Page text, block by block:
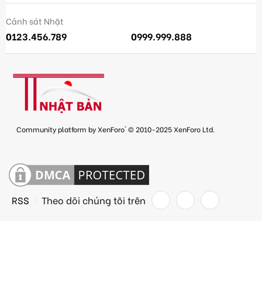
Cảnh sát Nhật
0123.456.789 0999.999.888
Community platform by XenForo® © 2010-2025 XenForo Ltd.
RSS Theo dõi chúng tôi trên